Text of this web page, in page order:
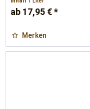
ab 17,95 € *
Merken